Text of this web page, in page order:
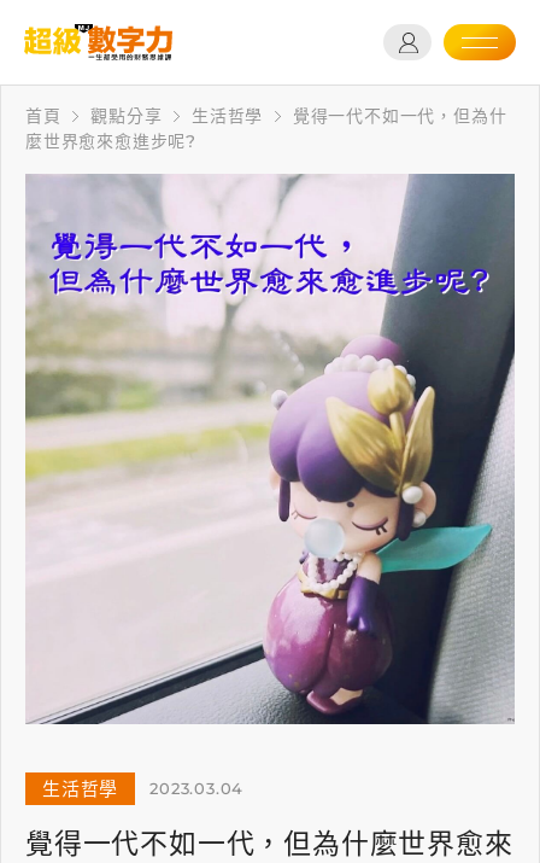
首頁 觀點分享 生活哲學
覺得一代不如一代，但為什
麼世界愈來愈進步呢?
生活哲學 2023.03.04
覺得一代不如一代，但為什麼世界愈來